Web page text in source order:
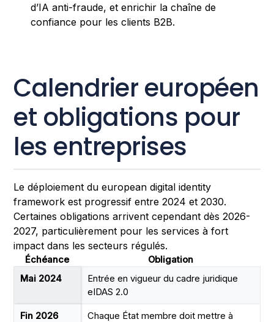
d’IA anti-fraude, et enrichir la chaîne de
confiance pour les clients B2B.
Calendrier européen
et obligations pour
les entreprises
Le déploiement du european digital identity
framework est progressif entre 2024 et 2030.
Certaines obligations arrivent cependant dès 2026-
2027, particulièrement pour les services à fort
impact dans les secteurs régulés.
Échéance
Obligation
Mai 2024
Entrée en vigueur du cadre juridique
eIDAS 2.0
Fin 2026
Chaque État membre doit mettre à